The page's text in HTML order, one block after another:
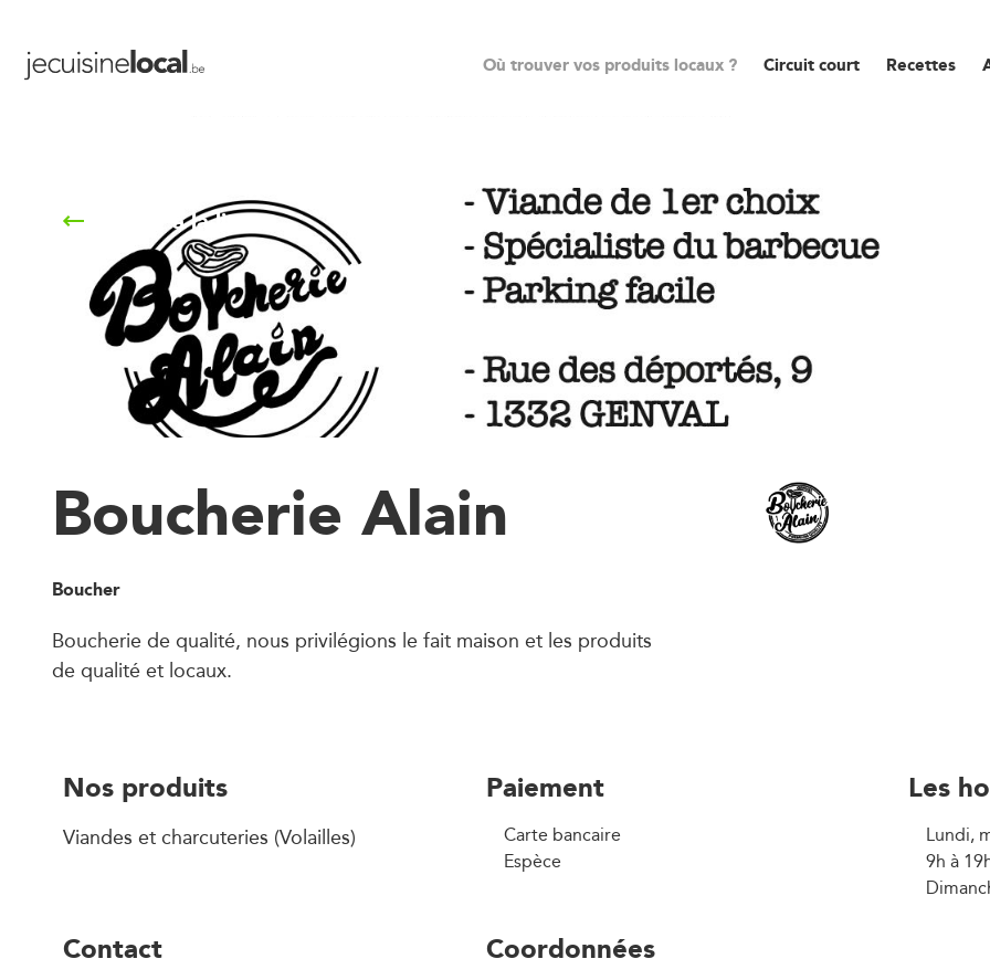
Où trouver vos produits locaux ? Circuit court Recettes
Retour à la liste
Boucherie Alain
Boucher
Boucherie de qualité, nous privilégions le fait maison et les produits
de qualité et locaux.
Nos produits
Viandes et charcuteries (Volailles)
Paiement
Carte bancaire
Espèce
Les
Lundi,
9h à
Contact Coordonnées